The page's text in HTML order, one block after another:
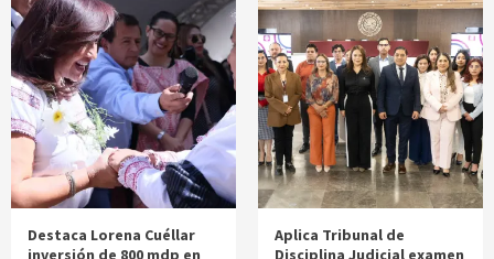
Destaca Lorena Cuéllar
inversión de 800 mdp en
Aplica Tribunal de
Disciplina Judicial examen